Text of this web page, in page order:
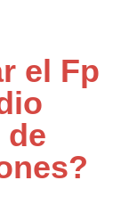
el Fp
de